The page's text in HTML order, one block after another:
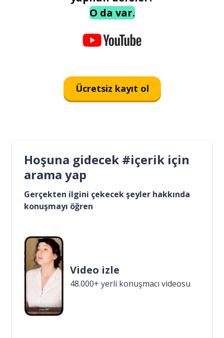
O da var.
Ücretsiz kayıt ol
Hoşuna gidecek #içerik için
arama yap
Gerçekten ilgini çekecek şeyler hakkında
konuşmayı öğren
Video izle
48.000+ yerli konuşmacı videosu